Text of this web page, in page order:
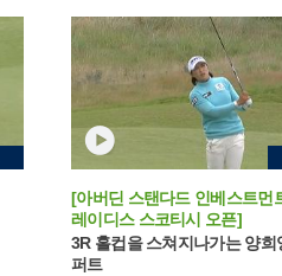
[아버딘 스탠다드 인베스트먼
레이디스 스코티시 오픈]
3R 홀컵을 스쳐지나가는 양희
퍼트